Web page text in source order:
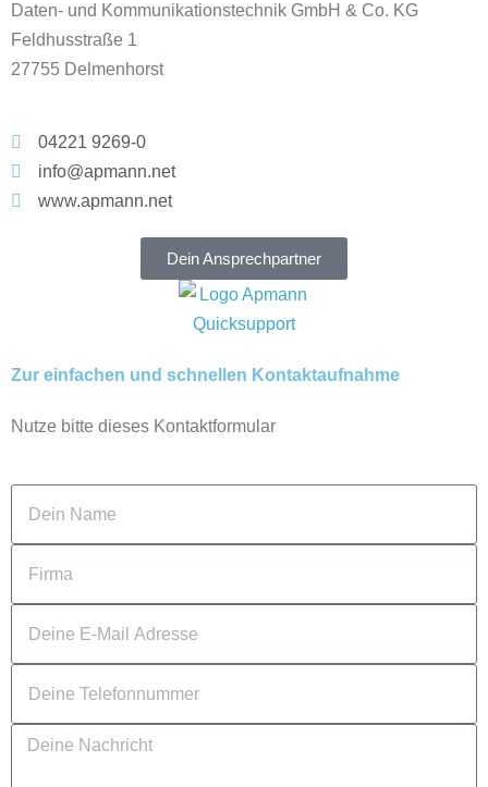
Daten- und Kommunikationstechnik GmbH & Co. KG
Feldhusstraße 1
27755 Delmenhorst
04221 9269-0
info@apmann.net
www.apmann.net
Dein Ansprechpartner
Zur einfachen und schnellen Kontaktaufnahme
Nutze bitte dieses Kontaktformular